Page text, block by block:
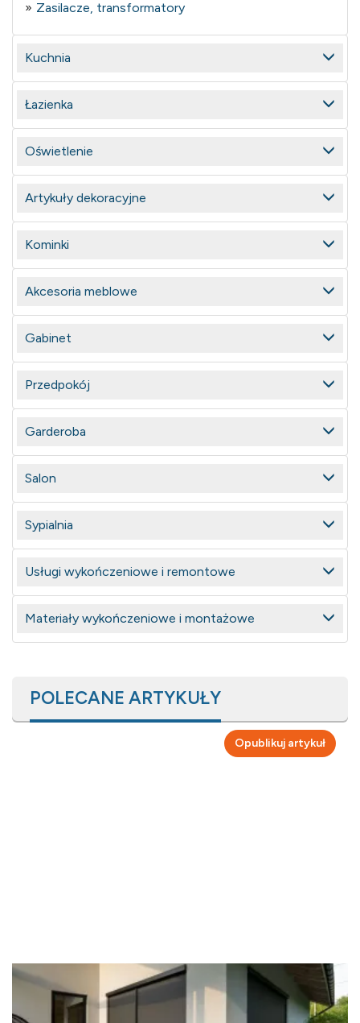
Zasilacze, transformatory
Kuchnia
Łazienka
Oświetlenie
Artykuły dekoracyjne
Kominki
Akcesoria meblowe
Gabinet
Przedpokój
Garderoba
Salon
Sypialnia
Usługi wykończeniowe i remontowe
Materiały wykończeniowe i montażowe
POLECANE ARTYKUŁY
Opublikuj artykuł